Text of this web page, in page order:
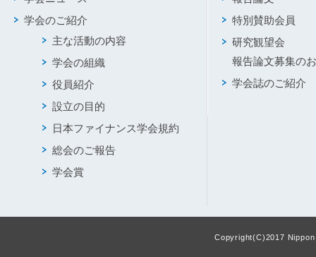
学会のご紹介
主な活動の内容
学会の組織
役員紹介
設立の目的
日本ファイナンス学会規約
総会のご報告
学会賞
特別賛助会員
研究観望会
報告論文募集の
学会誌のご紹介
Copyright(C)2017